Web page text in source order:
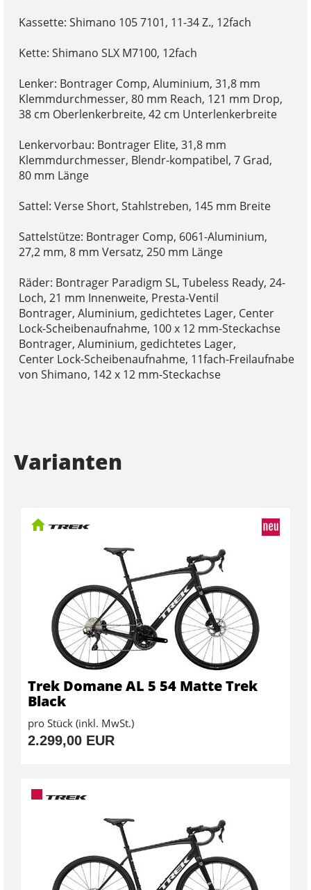
Kassette: Shimano 105 7101, 11-34 Z., 12fach
Kette: Shimano SLX M7100, 12fach
Lenker: Bontrager Comp, Aluminium, 31,8 mm
Klemmdurchmesser, 80 mm Reach, 121 mm Drop,
38 cm Oberlenkerbreite, 42 cm Unterlenkerbreite
Lenkervorbau: Bontrager Elite, 31,8 mm
Klemmdurchmesser, Blendr-kompatibel, 7 Grad,
80 mm Länge
Sattel: Verse Short, Stahlstreben, 145 mm Breite
Sattelstütze: Bontrager Comp, 6061-Aluminium,
27,2 mm, 8 mm Versatz, 250 mm Länge
Räder: Bontrager Paradigm SL, Tubeless Ready, 24-
Loch, 21 mm Innenweite, Presta-Ventil
Bontrager, Aluminium, gedichtetes Lager, Center
Lock-Scheibenaufnahme, 100 x 12 mm-Steckachse
Bontrager, Aluminium, gedichtetes Lager,
Center Lock-Scheibenaufnahme, 11fach-Freilaufnabe
von Shimano, 142 x 12 mm-Steckachse
Varianten
Trek Domane AL 5 54 Matte Trek
Black
pro Stück (inkl. MwSt.)
2.299,00 EUR